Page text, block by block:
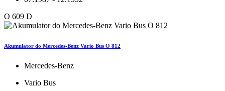
O 609 D
Akumulator do Mercedes-Benz Vario Bus O 812
Mercedes-Benz
Vario Bus